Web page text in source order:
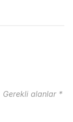
Gerekli alanlar *